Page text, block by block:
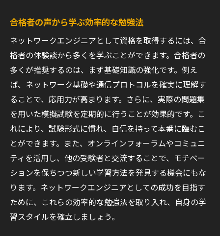
合格者の声から学ぶ効率的な勉強法
ネットワークエンジニアとして資格を取得するには、合
格者の体験談から多くを学ぶことができます。合格者の
多くが推奨するのは、まず基礎知識の強化です。例え
ば、ネットワーク基礎や通信プロトコルを確実に理解す
ることで、応用力が高まります。さらに、実際の問題集
を用いた模擬試験を定期的に行うことが効果的です。こ
れにより、試験形式に慣れ、自信を持って本番に臨むこ
とができます。また、オンラインフォーラムやコミュニ
ティを活用し、他の受験者と交流することで、モチベー
ションを保ちつつ新しい学習方法を発見する機会にもな
ります。ネットワークエンジニアとしての成功を目指す
ために、これらの効率的な勉強法を取り入れ、自身の学
習スタイルを確立しましょう。